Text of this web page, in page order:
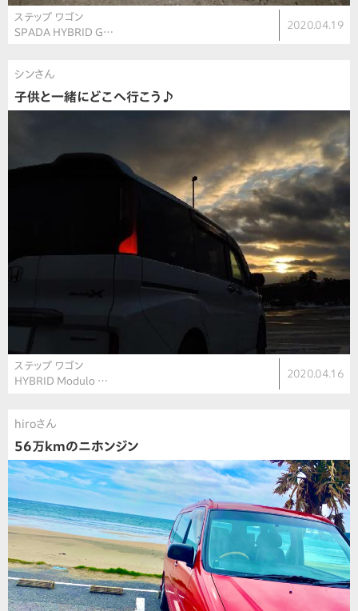
ステップ ワゴン
SPADA HYBRID G…
2020.04.19
シンさん
子供と一緒にどこへ行こう♪
ステップ ワゴン
HYBRID Modulo …
2020.04.16
hiroさん
56万kmのニホンジン